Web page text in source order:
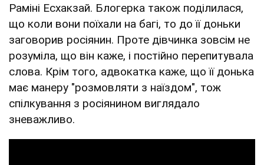
Раміні Есхакзай. Блогерка також поділилася,
що коли вони поїхали на багі, то до її доньки
заговорив росіянин. Проте дівчинка зовсім не
розуміла, що він каже, і постійно перепитувала
слова. Крім того, адвокатка каже, що її донька
має манеру "розмовляти з наїздом", тож
спілкування з росіянином виглядало
зневажливо.